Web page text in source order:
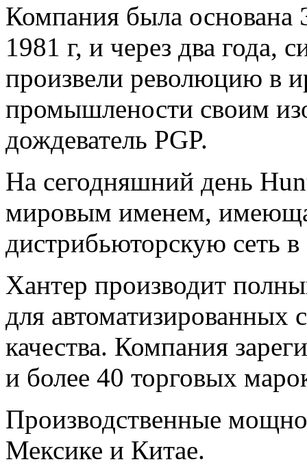
Компания была
1981 г, и через два года,
произвели революцию в
промышлености своим
дождеватель PGP.
На сегодняшний день
мировым именем,
дистрибьюторскую сеть
Хантер производит
для автоматизированных
качества. Компания
и более 40 торговых
Производственные
Мексике и Китае.